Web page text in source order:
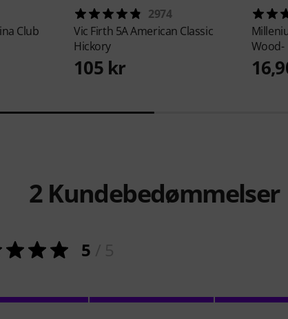
Club
2974
Vic Firth 5A American Classic
Hickory
105 kr
Wood-
2Kundebedømmelser
5